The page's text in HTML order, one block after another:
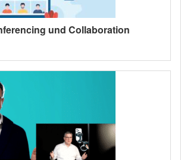
und Collaboration